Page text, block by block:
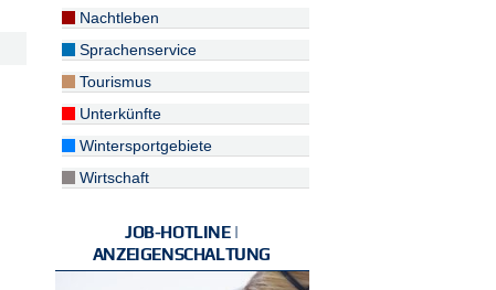
Nachtleben
Sprachenservice
Tourismus
Unterkünfte
Wintersportgebiete
Wirtschaft
JOB-HOTLINE |
ANZEIGENSCHALTUNG